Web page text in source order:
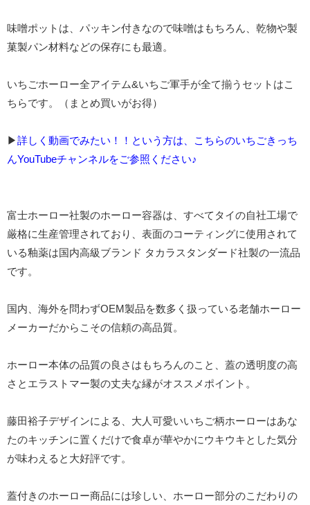
味噌ポットは、パッキン付きなので味噌はもちろん、乾物や製
菓製パン材料などの保存にも最適。
いちごホーロー全アイテム&いちご軍手が全て揃うセットはこ
ちらです。（まとめ買いがお得）
▶︎詳しく動画でみたい！！という方は、こちらのいちごきっち
んYouTubeチャンネルをご参照ください♪
富士ホーロー社製のホーロー容器は、すべてタイの自社工場で
厳格に生産管理されており、表面のコーティングに使用されて
いる釉薬は国内高級ブランド タカラスタンダード社製の一流品
です。
国内、海外を問わずOEM製品を数多く扱っている老舗ホーロー
メーカーだからこその信頼の高品質。
ホーロー本体の品質の良さはもちろんのこと、蓋の透明度の高
さとエラストマー製の丈夫な縁がオススメポイント。
藤田裕子デザインによる、大人可愛いいちご柄ホーローはあな
たのキッチンに置くだけで食卓が華やかにウキウキとした気分
が味わえると大好評です。
蓋付きのホーロー商品には珍しい、ホーロー部分のこだわりの